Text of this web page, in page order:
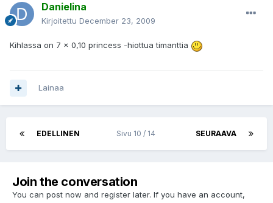
Danielina
Kirjoitettu December 23, 2009
Kihlassa on 7 x 0,10 princess -hiottua timanttia
Lainaa
EDELLINEN SEURAAVA
Sivu 10 / 14
Join the conversation
You can post now and register later. If you have an account,